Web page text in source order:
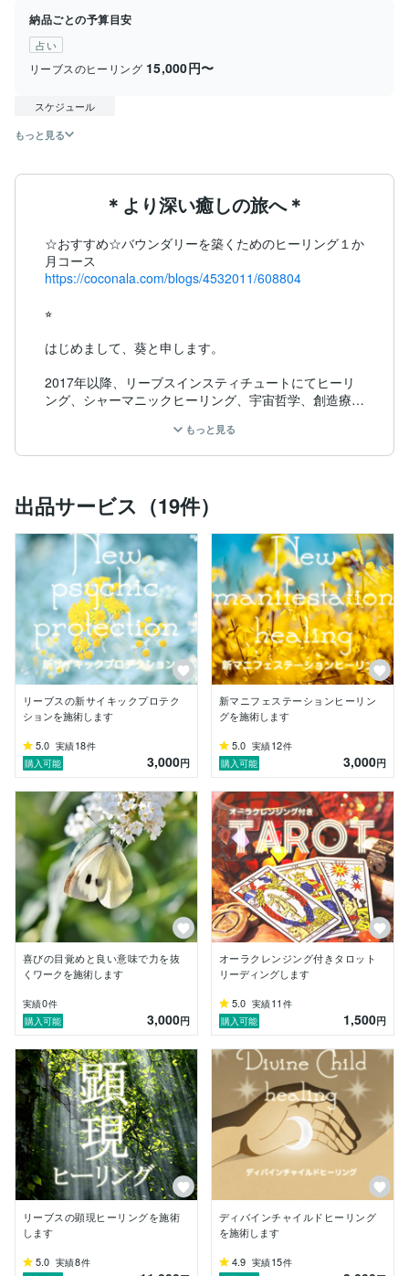
納品ごとの予算目安
占い
リーブスのヒーリング 15,000円〜
スケジュール
もっと見る
＊より深い癒しの旅へ＊
☆おすすめ☆バウンダリーを築くためのヒーリング１か
https://coconala.com/blogs/4532011/608804
⭐︎
はじめまして、葵と申します。
2017年以降、リーブスインスティチュートにてヒーリ
ング、シャーマニックヒーリング、宇宙哲学、創造療法
⭐︎全てのワークに無償の範囲内のシャーマニックヒーリ
ングや無条件の愛のヒーリングなどプラスしてお届けし
ます⭐︎
◯お申し込みにあたっての注意点
・こちらで提供する全てのサービスは医療行為ではあり
ません。
・現在精神疾患をお持ちの方、精神的な症状についてお
困りの方で通院中・投薬治療中の方、また精神的に著し
く不安定な方からのお申し込みはサービスを効果的に受
け取っていただけない可能性があるためお断りします。
・ヒーリングは、問題を抑圧するための手段ではなく、
好転反応やカタルシス（感情の解放）が起こる場合もあ
ります。感情の解放によりパニックを起こしやすい傾向
にある方、自分と向き合うことが難しい方、自己責任で
お申込みいただけない方についてもお申込みをご遠慮く
ださい。
・未成年者、妊娠中の方からのお申し込みはお断りしま
す。
◯完全遠隔のエネルギーワークについて
状態について観察・内省をする時間をとっていただき、
メモしていただくことをおすすめします。
・施術中、特別な体感がない場合や、施術日時をお忘れ
になっている場合でもエネルギーワークは問題なく受け
取っていただけるようになっています。
・エネルギーワークの効果については個人差がありま
す。受けられる方の抱えている精神的・身体的・霊的な
問題の状態によっても、効果の表れ方が異なることを予
めご了承ください。
・ヒーリングがどのように作用したかについては別途チ
ャネリング料金が必要となるため、お答えできません。
定はおまけのようなものとなっています。トークルーム
もっと見る
出品サービス（19件）
リーブスの新サイキックプロテク
ションを施術します
5.0 実績18件
購入可能
3,000円
新マニフェステーションヒーリン
グを施術します
5.0 実績12件
購入可能
3,000円
喜びの目覚めと良い意味で力を抜
くワークを施術します
実績0件
購入可能
3,000円
オーラクレンジング付きタロット
リーディングします
5.0 実績11 件
購入可能
1,500円
リーブスの顕現ヒーリングを施術
します
5.0 実績8件
ディバインチャイルドヒーリング
を施術します
4.9 実績15件